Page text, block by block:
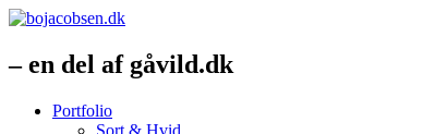
– en del af gåvild.dk
Portfolio
Sort & Hvid